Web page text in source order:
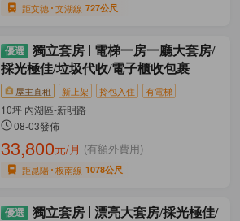
距文德 文湖線 727公尺
獨立套房
電梯一房一廳大套房/
採光極佳/垃圾代收/電子櫃收包裹
屋主直租 新上架 拎包入住 有電梯
10坪 內湖區-新明路
08-03發佈
33,800元/月 (有額外費用)
距昆陽 板南線 1078公尺
獨立套房
漂亮大套房/採光極佳/